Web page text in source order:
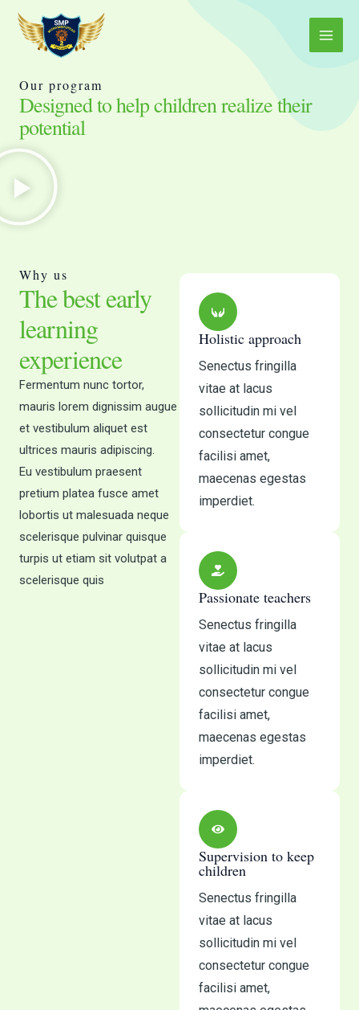
content
Main
Menu
Our program
Designed to help children realize their
potential
Why us
The best early
learning
experience
Fermentum nunc tortor,
mauris lorem dignissim augue
et vestibulum aliquet est
ultrices mauris adipiscing.
Eu vestibulum praesent
pretium platea fusce amet
lobortis ut malesuada neque
scelerisque pulvinar quisque
turpis ut etiam sit volutpat a
scelerisque quis
Holistic approach
Senectus fringilla
vitae at lacus
sollicitudin mi vel
consectetur congue
facilisi amet,
maecenas egestas
imperdiet.
Passionate teachers
Senectus fringilla
vitae at lacus
sollicitudin mi vel
consectetur congue
facilisi amet,
maecenas egestas
imperdiet.
Supervision to keep
children
Senectus fringilla
vitae at lacus
sollicitudin mi vel
consectetur congue
facilisi amet,